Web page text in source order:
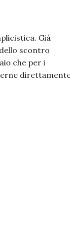
Già
scontro
che per i